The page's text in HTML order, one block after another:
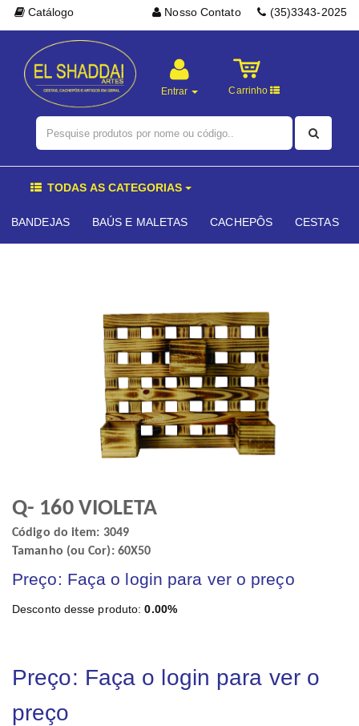
Nosso Contato (35)3343-2025
Catálogo
Entrar Carrinho
TODAS AS CATEGORIAS
BANDEJAS BAÚS E MALETAS CACHEPÔS CESTAS
Q- 160 VIOLETA
Código do item: 3049
Tamanho (ou Cor): 60X50
Preço: Faça o login para ver o preço
Desconto desse produto:0.00%
Preço: Faça o login para ver o
preço